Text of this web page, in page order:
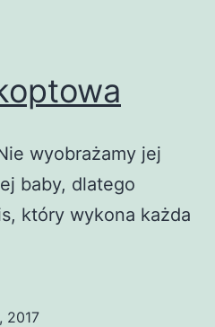
wyobrażamy jej
baby, dlatego
który wykona każda
2017